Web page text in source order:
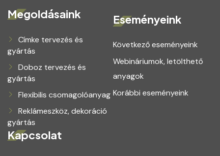
Megoldásaink
Címke tervezés és
gyártás
Doboz tervezés és
gyártás
Flexibilis csomagolóanyag
Reklámeszköz, dekoráció
gyártás
Eseményeink
Következő eseményeink
Webináriumok, letölthető
anyagok
Korábbi eseményeink
Kapcsolat